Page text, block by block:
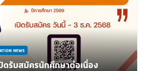
NEWS
ดรับสมัครนักศึกษาต่อเนื่อง